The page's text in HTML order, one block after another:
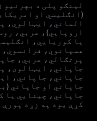
لینګو پلی د بهرنیو
(انګلیسي او
الماني، ایټالوي،
اروپايي)، عربي،
یا کوریايي،
هسپانوي،
پرتګالي، عربي،
جاپاني، ایټالوی،
جاپاني، جاپاني،
جاپاني او جاپاني
جاپاني، چینايي یا
کړې یوه په زړه پورې